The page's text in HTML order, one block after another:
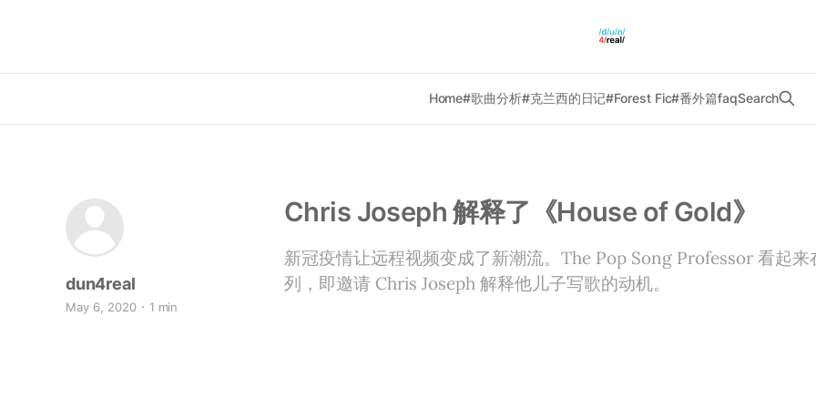
Home#歌曲分析#克兰西的日记#Forest Fic#番外篇faqSearch
Chris Joseph 解释了《House of Gold》
dun4real
May 6, 2020 1 min
新冠疫情让远程视频变成了新潮流。The Pop Song Professor 看起来
列，即邀请 Chris Joseph 解释他儿子写歌的动机。